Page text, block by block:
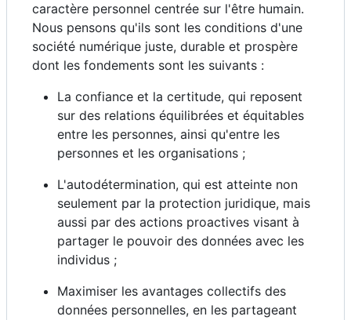
caractère personnel centrée sur l'être humain.
Nous pensons qu'ils sont les conditions d'une
société numérique juste, durable et prospère
dont les fondements sont les suivants :
La confiance et la certitude, qui reposent
sur des relations équilibrées et équitables
entre les personnes, ainsi qu'entre les
personnes et les organisations ;
L'autodétermination, qui est atteinte non
seulement par la protection juridique, mais
aussi par des actions proactives visant à
partager le pouvoir des données avec les
individus ;
Maximiser les avantages collectifs des
données personnelles, en les partageant